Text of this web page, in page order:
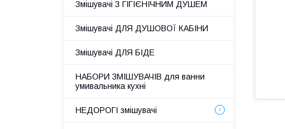
Змішувачі З ГІГІЄНІЧНИМ ДУШЕМ
Змішувачі ДЛЯ ДУШОВОЇ КАБІНИ
Змішувачі ДЛЯ БІДЕ
НАБОРИ ЗМІШУВАЧІВ для ванни
умивальника кухні
НЕДОРОГІ змішувачі